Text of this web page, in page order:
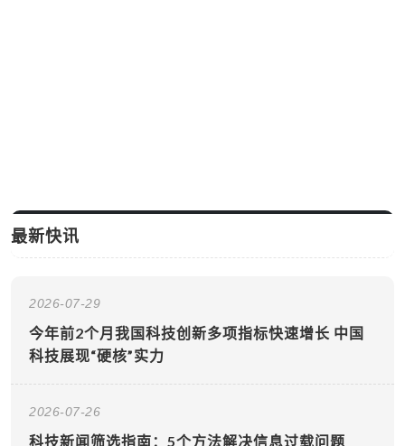
最新快讯
2026-07-29
今年前2个月我国科技创新多项指标快速增长 中国
科技展现“硬核”实力
2026-07-26
科技新闻筛选指南：5个方法解决信息过载问题